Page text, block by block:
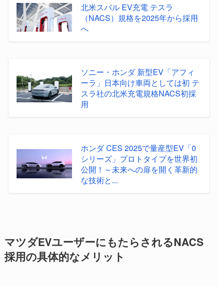
北米スバル EV充電 テスラ
（NACS）規格を2025年から採用
へ
ソニー・ホンダ 新型EV「アフィ
ーラ」日本向け車両としては初 テ
スラ社の北米充電規格NACS初採
用
ホンダ CES 2025で量産型EV「0
シリーズ」プロトタイプを世界初
公開！～未来への扉を開く革新的
な技術と...
マツダEVユーザーにもたらされるNACS
採用の具体的なメリット